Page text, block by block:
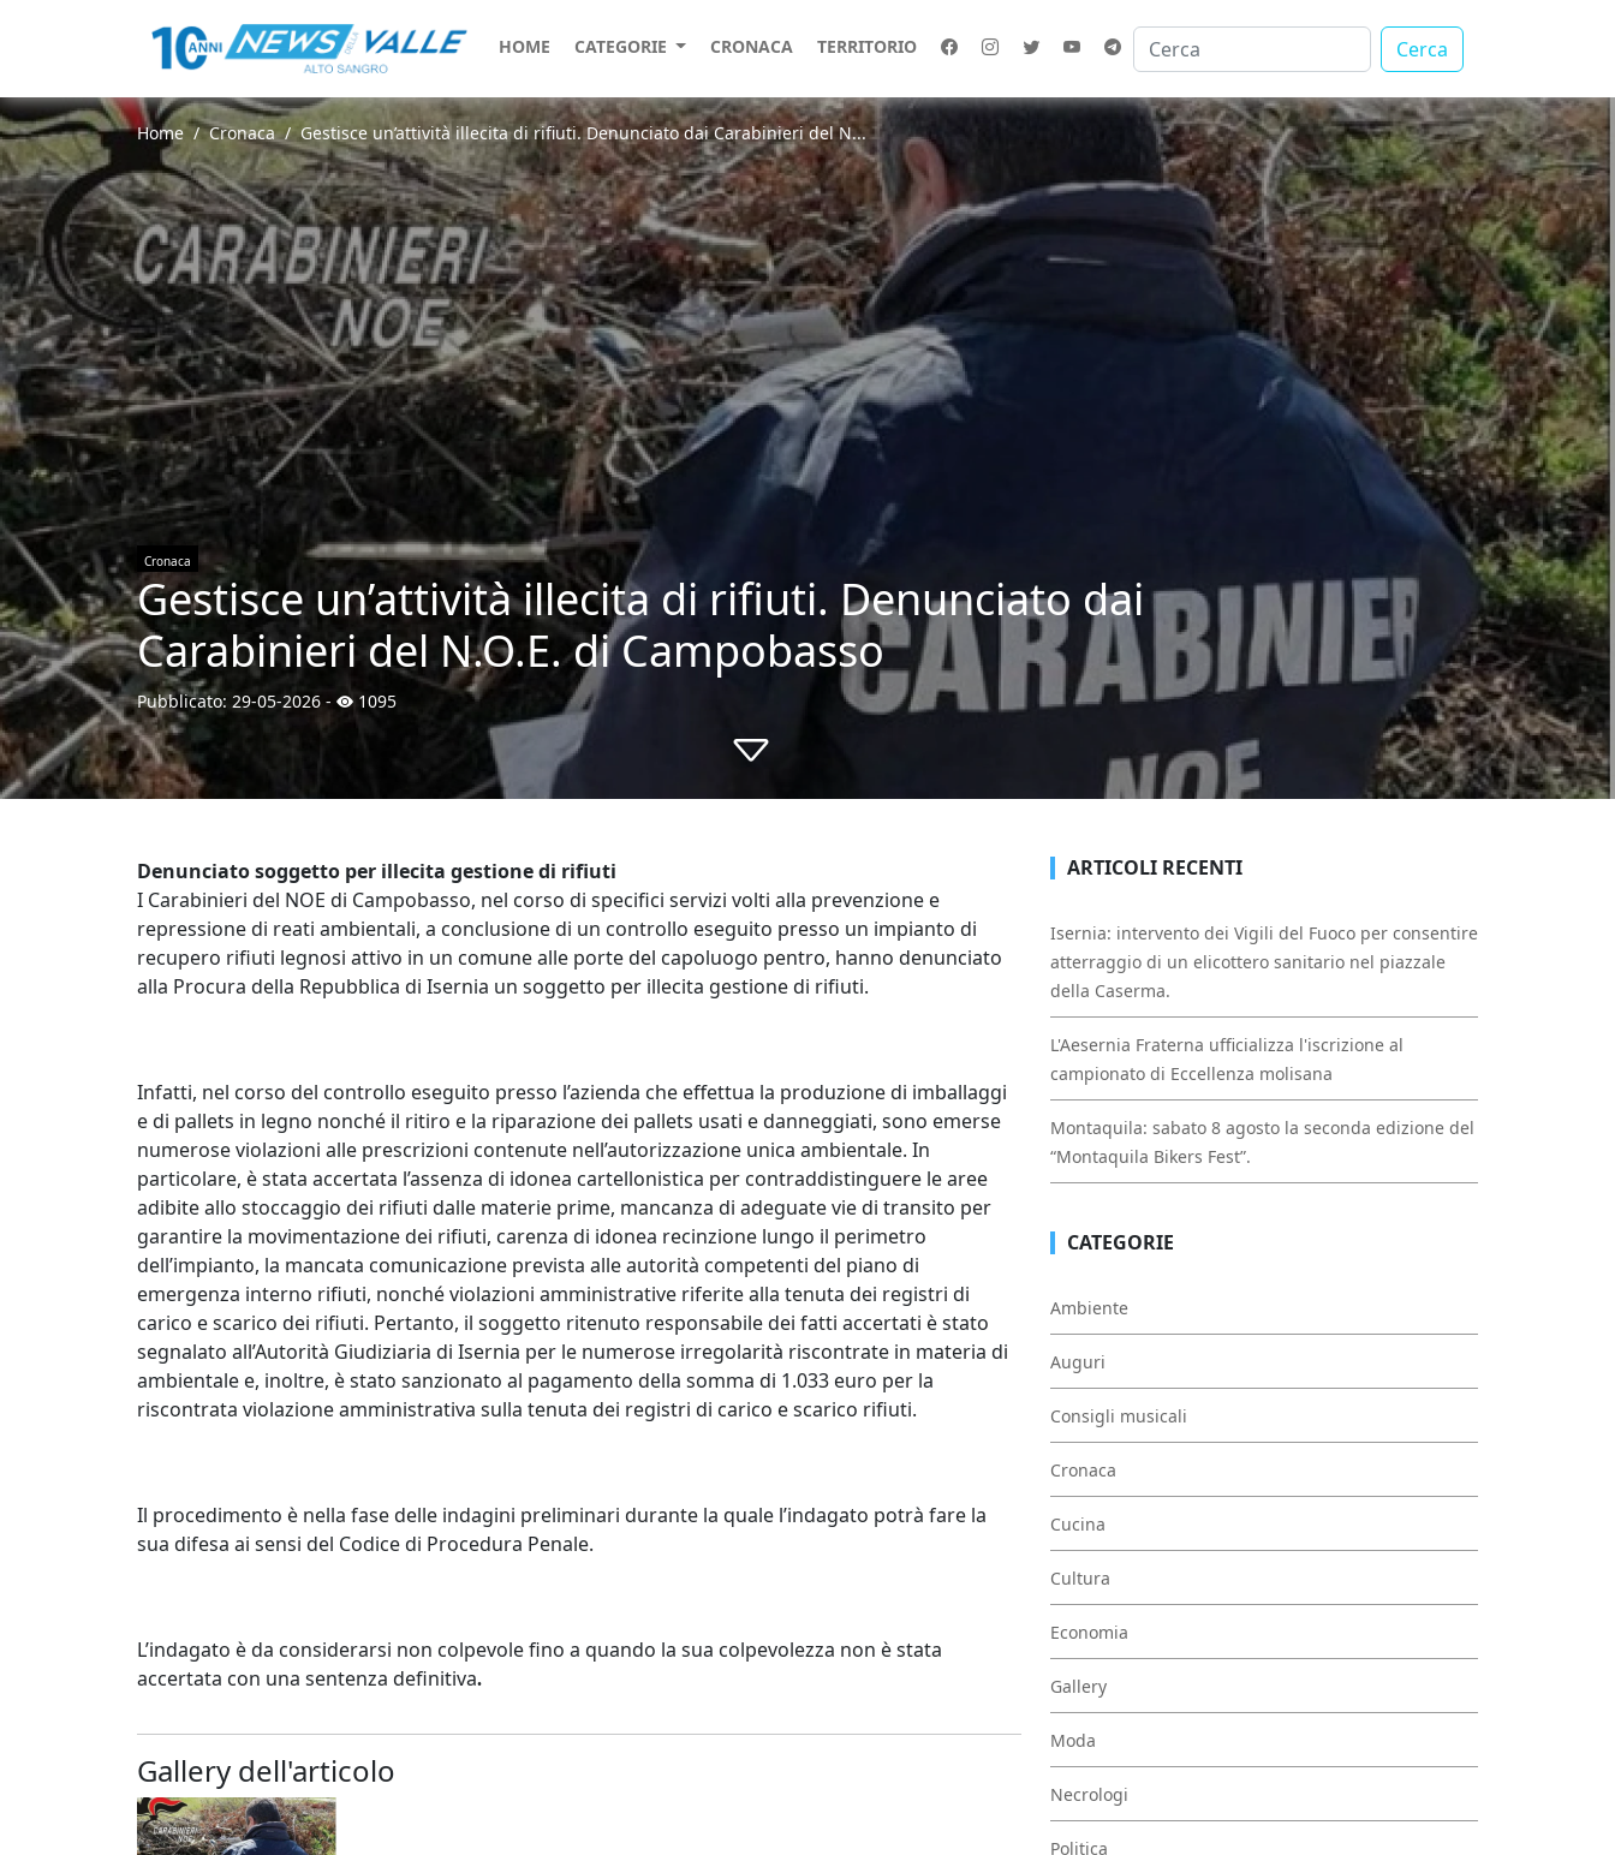
HOME CATEGORIE CRONACA TERRITORIO Cerca
Home Cronaca Gestisce un’attività illecita di rifiuti. Denunciato dai Carabinieri del N...
Cronaca
Gestisce un’attività illecita di rifiuti. Denunciato dai
Carabinieri del N.O.E. di Campobasso
Pubblicato: 29-05-2026 - 1095
Denunciato soggetto per illecita gestione di rifiuti
I Carabinieri del NOE di Campobasso, nel corso di specifici servizi volti alla prevenzione e
repressione di reati ambientali, a conclusione di un controllo eseguito presso un impianto di
recupero rifiuti legnosi attivo in un comune alle porte del capoluogo pentro, hanno denunciato
alla Procura della Repubblica di Isernia un soggetto per illecita gestione di rifiuti.
Infatti, nel corso del controllo eseguito presso l’azienda che effettua la produzione di imballaggi
e di pallets in legno nonché il ritiro e la riparazione dei pallets usati e danneggiati, sono emerse
numerose violazioni alle prescrizioni contenute nell’autorizzazione unica ambientale. In
particolare, è stata accertata l’assenza di idonea cartellonistica per contraddistinguere le aree
adibite allo stoccaggio dei rifiuti dalle materie prime, mancanza di adeguate vie di transito per
garantire la movimentazione dei rifiuti, carenza di idonea recinzione lungo il perimetro
dell’impianto, la mancata comunicazione prevista alle autorità competenti del piano di
emergenza interno rifiuti, nonché violazioni amministrative riferite alla tenuta dei registri di
carico e scarico dei rifiuti. Pertanto, il soggetto ritenuto responsabile dei fatti accertati è stato
segnalato all’Autorità Giudiziaria di Isernia per le numerose irregolarità riscontrate in materia di
ambientale e, inoltre, è stato sanzionato al pagamento della somma di 1.033 euro per la
riscontrata violazione amministrativa sulla tenuta dei registri di carico e scarico rifiuti.
Il procedimento è nella fase delle indagini preliminari durante la quale l’indagato potrà fare la
sua difesa ai sensi del Codice di Procedura Penale.
L’indagato è da considerarsi non colpevole fino a quando la sua colpevolezza non è stata
accertata con una sentenza definitiva.
Gallery dell'articolo
ARTICOLI RECENTI
Isernia: intervento dei Vigili del Fuoco per consentire
atterraggio di un elicottero sanitario nel piazzale
della Caserma.
L'Aesernia Fraterna ufficializza l'iscrizione al
campionato di Eccellenza molisana
Montaquila: sabato 8 agosto la seconda edizione del
“Montaquila Bikers Fest”.
CATEGORIE
Ambiente
Auguri
Consigli musicali
Cronaca
Cucina
Cultura
Economia
Gallery
Moda
Necrologi
Politica